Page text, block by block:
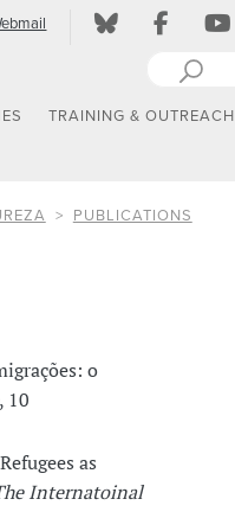
TRAINING & OUTREACH
PUBLICATIONS
o
10
as
Internatoinal